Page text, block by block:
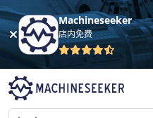
Machineseeker
店内免费